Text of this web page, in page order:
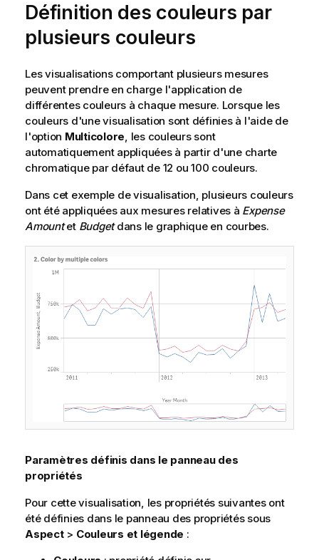
Définition des couleurs par
plusieurs couleurs
Les visualisations comportant plusieurs mesures
peuvent prendre en charge l'application de
différentes couleurs à chaque mesure. Lorsque les
couleurs d'une visualisation sont définies à l'aide de
l'option Multicolore, les couleurs sont
automatiquement appliquées à partir d'une charte
chromatique par défaut de 12 ou 100 couleurs.
Dans cet exemple de visualisation, plusieurs couleurs
ont été appliquées aux mesures relatives à Expense
Amountet Budgetdans le graphique en courbes.
Paramètres définis dans le panneau des
propriétés
Pour cette visualisation, les propriétés suivantes ont
été définies dans le panneau des propriétés sous
Aspect> Couleurs et légende :